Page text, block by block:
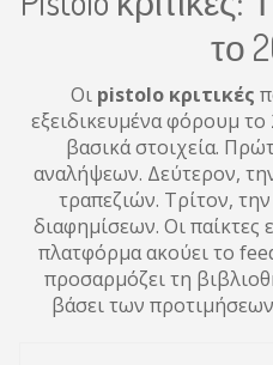
το
Οι pistolo κριτικές
εξειδικευμένα φόρουμ
βασικά στοιχεία.
αναλήψεων. Δεύτερον,
τραπεζιών. Τρίτον,
διαφημίσεων. Οι παίκτες
πλατφόρμα ακούει το
προσαρμόζει τη
βάσει των